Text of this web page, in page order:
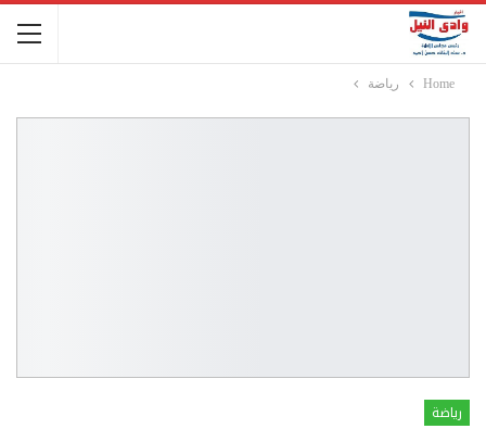
Home رياضة
رياضة